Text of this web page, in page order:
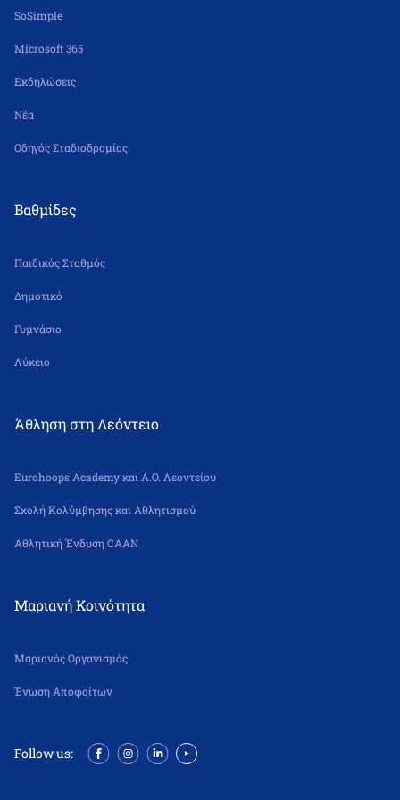
SoSimple
Microsoft 365
Εκδηλώσεις
Νέα
Οδηγός Σταδιοδρομίας
Βαθμίδες
Παιδικός Σταθμός
Δημοτικό
Γυμνάσιο
Λύκειο
Άθληση στη Λεόντειο
Eurohoops Academy και Α.Ο. Λεοντείου
Σχολή Κολύμβησης και Αθλητισμού
Αθλητική Ένδυση CAAN
Μαριανή Κοινότητα
Μαριανός Οργανισμός
Ένωση Αποφοίτων
Follow us: